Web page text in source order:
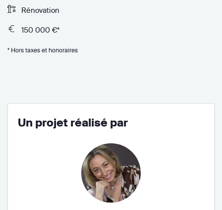
Rénovation
150 000 €*
* Hors taxes et honoraires
Un projet réalisé par